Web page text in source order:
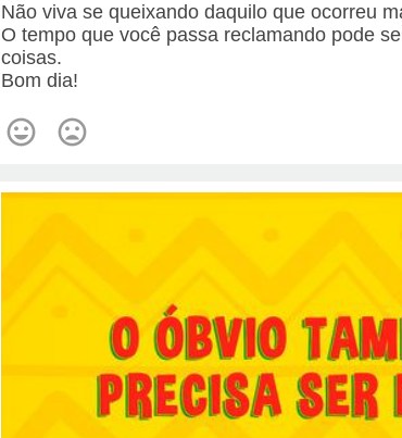
Não viva se queixando daquilo que ocorreu
O tempo que você passa reclamando pode
coisas.
Bom dia!